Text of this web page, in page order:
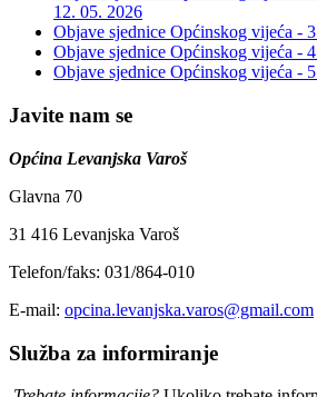
12. 05. 2026
Objave sjednice Općinskog vijeća -
Objave sjednice Općinskog vijeća -
Objave sjednice Općinskog vijeća -
Javite nam se
Općina Levanjska Varoš
Glavna 70
31 416 Levanjska Varoš
Telefon/faks: 031/864-010
E-mail: opcina.levanjska.varos@gmail.com
Služba za informiranje